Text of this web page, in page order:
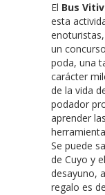
El Bus
esta
un
poda, una
carácter
de la vida
podador
aprender
Se puede
de Cuyo y
desayuno,
regalo es